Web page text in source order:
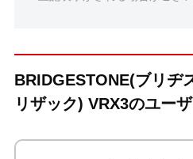
BRIDGESTONE(ブリヂ
リザック) VRX3のユー